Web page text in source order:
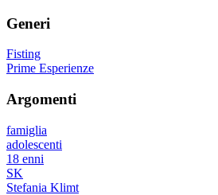
Generi
Fisting
Prime Esperienze
Argomenti
famiglia
adolescenti
18 enni
SK
Stefania Klimt